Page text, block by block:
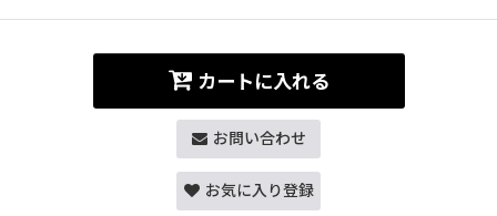
カートに入れる
お問い合わせ
お気に入り登録